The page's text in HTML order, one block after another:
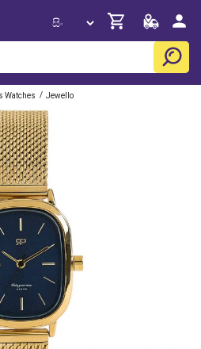
Watches / Jewello